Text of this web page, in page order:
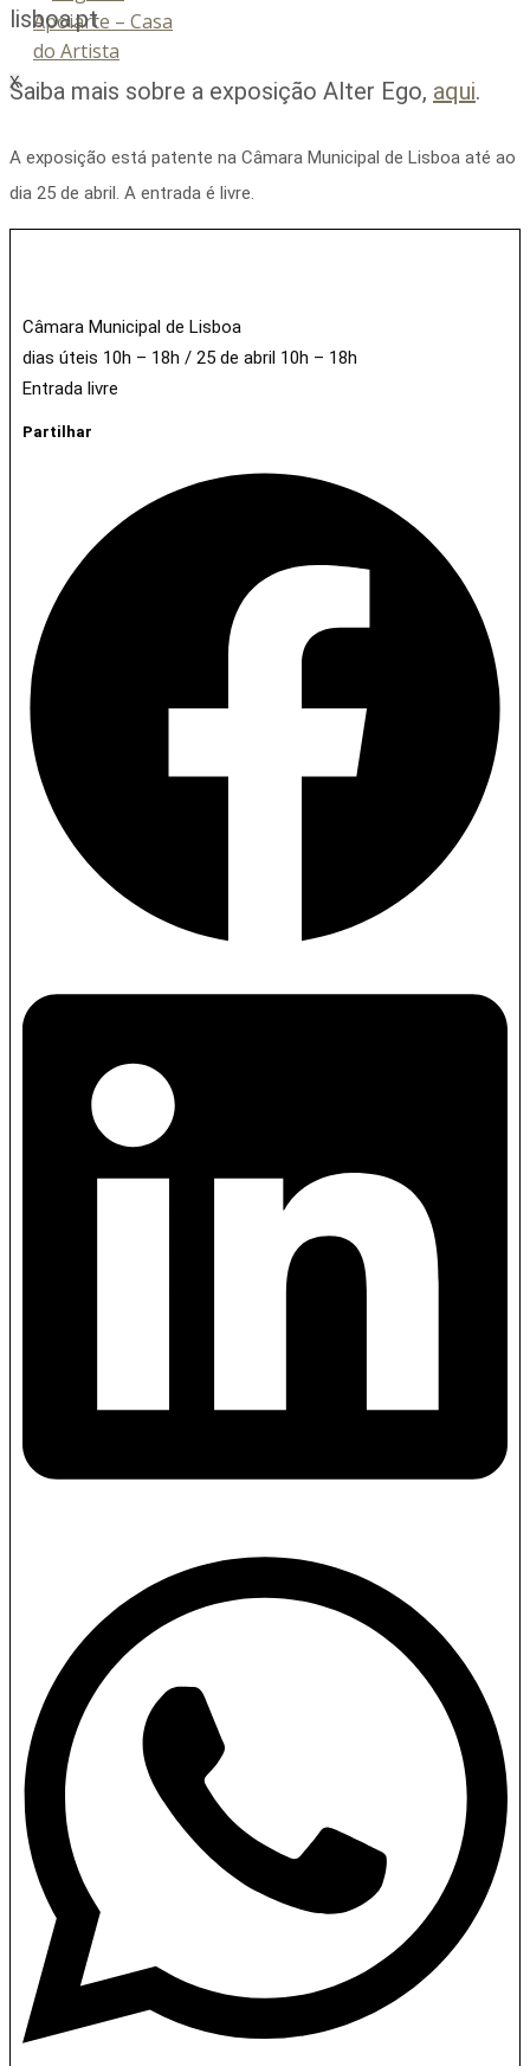
X
lisboa.pt
Saiba mais sobre a exposição Alter Ego, aqui.
A exposição está patente na Câmara Municipal de Lisboa até ao
dia 25 de abril. A entrada é livre.
Câmara Municipal de Lisboa
dias úteis 10h – 18h / 25 de abril 10h – 18h
Entrada livre
Partilhar